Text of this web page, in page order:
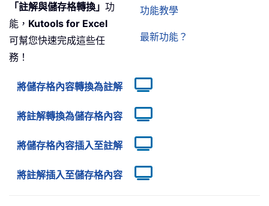
功能教學
最新功能？
「註解與儲存格轉換」 功
能， Kutools for Excel
可幫您快速完成這些任
務！
將儲存格內容轉換為註解
將註解轉換為儲存格內容
將儲存格內容插入至註解
將註解插入至儲存格內容